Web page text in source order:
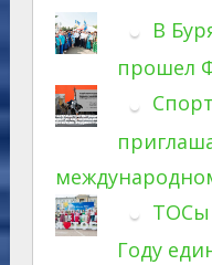
В
прошел
ТОСы
Году